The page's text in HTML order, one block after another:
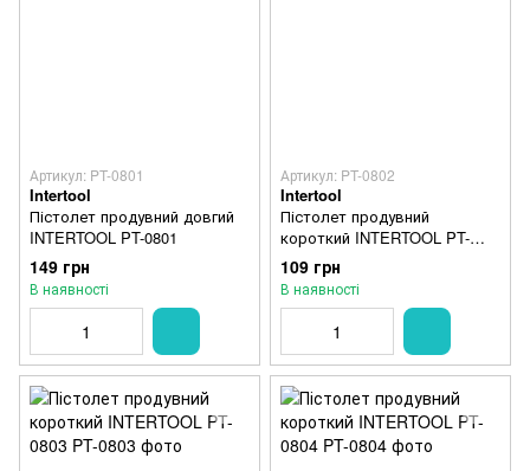
Артикул: PT-0801
Intertool
Пістолет продувний довгий
INTERTOOL PT-0801
149 грн
В наявності
Артикул: PT-0802
Intertool
Пістолет продувний
короткий INTERTOOL PT-
0802
109 грн
В наявності